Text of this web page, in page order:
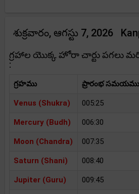
శుక్రవారం, ఆగస్టు 7, 2026
గ్రహాల యొక్క హోరా చార్టు పగలు
:
గ్రహము ప్రారంభ సమయము
Venus (Shukra) 005:25
Mercury (Budh) 006:30
Moon (Chandra) 007:35
Saturn (Shani) 008:40
Jupiter (Guru) 009:45